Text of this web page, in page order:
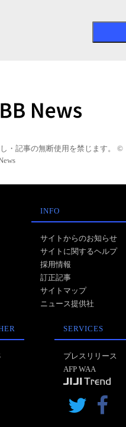
・記事の無断使用を禁じます。 ©
INFO
サイトからのお知らせ
サイトに関するヘルプ
採用情報
訂正記事
サイトマップ
ニュース提供社
SERVICES
プレスリリース
AFP WAA